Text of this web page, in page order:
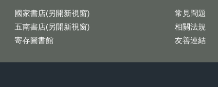
國家書店(另開新視窗)
五南書店(另開新視窗)
寄存圖書館
常見問題
相關法規
友善連結